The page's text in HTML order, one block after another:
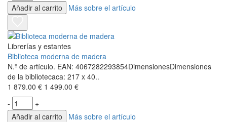
Añadir al carrito
Más sobre el artículo
Librerías y estantes
Biblioteca moderna de madera
N.º de artículo. EAN: 4067282293854DimensionesDimensiones
de la bibliotecaca: 217 x 40..
1 879.00 € 1 499.00 €
-
+
Añadir al carrito
Más sobre el artículo